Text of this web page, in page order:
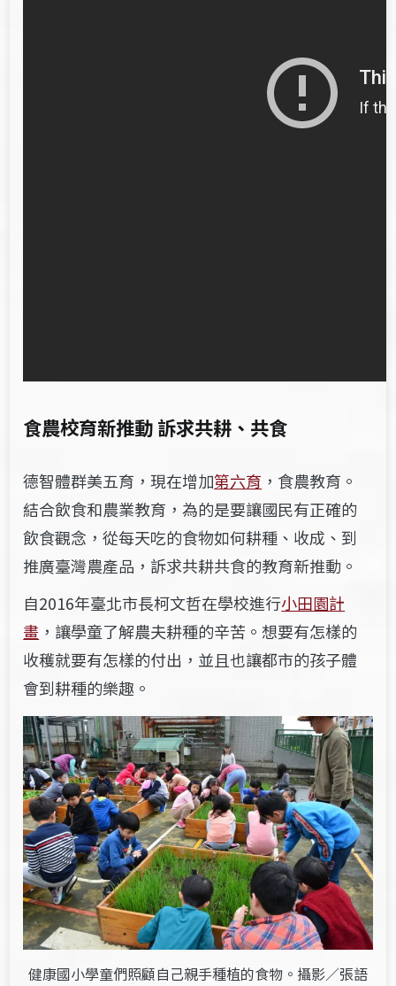
食農校育新推動 訴求共耕、共食
德智體群美五育，現在增加第六育 ，食農教育。
結合飲食和農業教育，為的是要讓國民有正確的
飲食觀念，從每天吃的食物如何耕種、收成、到
推廣臺灣農產品，訴求共耕共食的教育新推動。
自2016年臺北市長柯文哲在學校進行小田園計
畫 ，讓學童了解農夫耕種的辛苦。想要有怎樣的
收穫就要有怎樣的付出，並且也讓都市的孩子體
會到耕種的樂趣。
健康國小學童們照顧自己親手種植的食物。攝影／張語